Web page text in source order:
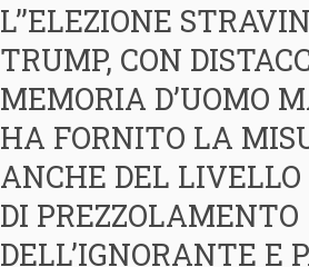
L’’ELEZIONE
TRUMP, CON
MEMORIA D’UOMO
HA FORNITO LA
ANCHE DEL LIVELLO
DI PREZZOLAMENTO
DELL’IGNORANTE E